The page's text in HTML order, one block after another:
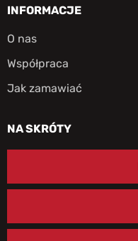
INFORMACJE
O nas
Współpraca
Jak zamawiać
NA SKRÓTY